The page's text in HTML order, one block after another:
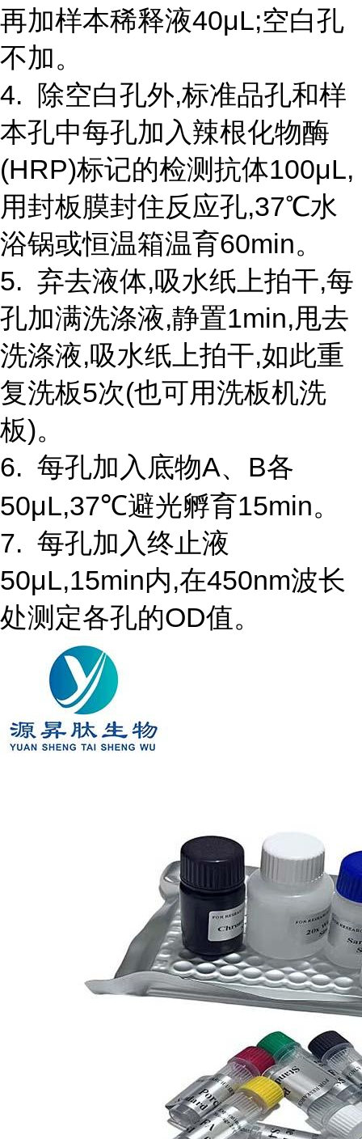
再加样本稀释液40μL;空白孔
不加。
4. 除空白孔外,标准品孔和样
本孔中每孔加入辣根化物酶
(HRP)标记的检测抗体100μL,
用封板膜封住反应孔,37℃水
浴锅或恒温箱温育60min。
5. 弃去液体,吸水纸上拍干,每
孔加满洗涤液,静置1min,甩去
洗涤液,吸水纸上拍干,如此重
复洗板5次(也可用洗板机洗
板)。
6. 每孔加入底物A、B各
50μL,37℃避光孵育15min。
7. 每孔加入终止液
50μL,15min内,在450nm波长
处测定各孔的OD值。